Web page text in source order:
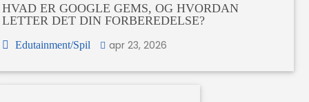
HVAD ER GOOGLE GEMS, OG HVORDAN
LETTER DET DIN FORBEREDELSE?
Edutainment/Spil apr 23, 2026